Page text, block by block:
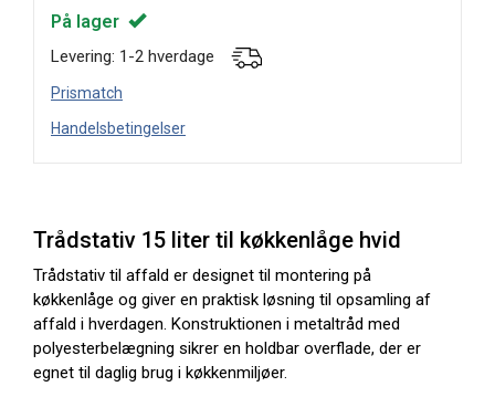
På lager
Levering: 1-2 hverdage
Prismatch
Handelsbetingelser
Trådstativ 15 liter til køkkenlåge hvid
Trådstativ til affald er designet til montering på
køkkenlåge og giver en praktisk løsning til opsamling af
affald i hverdagen. Konstruktionen i metaltråd med
polyesterbelægning sikrer en holdbar overflade, der er
egnet til daglig brug i køkkenmiljøer.